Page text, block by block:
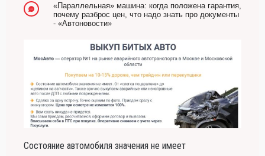
«Параллельная» машина: когда положена гарантия,
почему разброс цен, что надо знать про документы
- «Автоновости»
Состояние автомобиля значения не имеет